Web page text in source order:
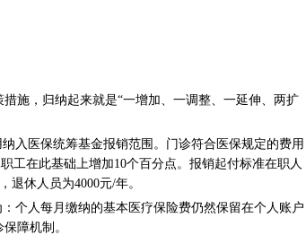
施，归纳起来就是“一增加、一调整、一延伸、两扩
入医保统筹基金报销范围。门诊符合医保规定的费用
工在此基础上增加10个百分点。报销起付标准在职人
退休人员为4000元/年。
个人每月缴纳的基本医疗保险费仍然保留在个人账户
障机制。